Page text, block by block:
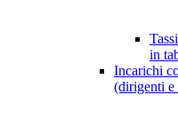
in
Incarichi
(dirigenti